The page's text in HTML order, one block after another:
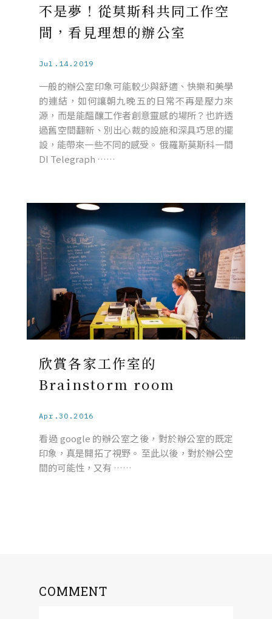
不是夢！從莫斯科共同工作空
間，看見理想的辦公室
Jul.14.2019
一般的辦公室印象可能較少與舒適、快樂和美學
的連結，如何讓朝九晚五的日常不再是壓力來
源，而是能醞釀工作者創意靈感的場所？也許透
過舊空間翻新、別出心裁的設施和深具巧思的擺
設，能帶來一些不同的感受。 俄羅斯莫斯科一間
DI Telegraph ……
欣賞各家工作室的
Brainstorm room
Apr.30.2016
看過 google 的辦公室之後，對於辦公室的既定
印象，真是開拓了視野。 至此以後，對於辦公空
間的可能性，又有 ……
COMMENT